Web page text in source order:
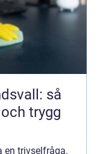
så
trygg
en trivselfråga.